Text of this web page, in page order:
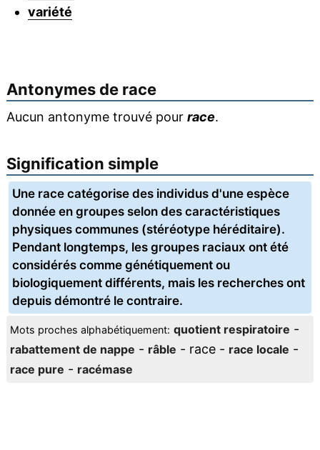
variété
Antonymes de race
Aucun antonyme trouvé pour race.
Signification simple
Une race catégorise des individus d'une espèce
donnée en groupes selon des caractéristiques
physiques communes (stéréotype héréditaire).
Pendant longtemps, les groupes raciaux ont été
considérés comme génétiquement ou
biologiquement différents, mais les recherches ont
depuis démontré le contraire.
Mots proches alphabétiquement: quotient respiratoire -
rabattement de nappe - râble - race - race locale -
race pure - racémase